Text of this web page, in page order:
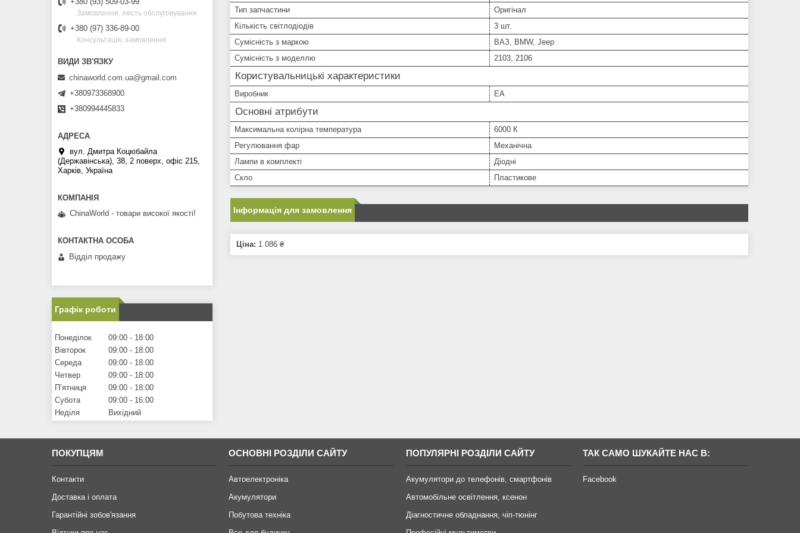
Тип запчастини
Оригінал
Кількість світлодіодів
3 шт.
Сумісність з маркою
ВАЗ, BMW, Jeep
Сумісність з моделлю
2103, 2106
Користувальницькі характеристики
Виробник EA
Основні атрибути
Максимальна колірна температура
6000 К
Регулювання фар
Механічна
Лампи в комплекті
Діодні
Скло
Пластикове
Інформація для замовлення
Ціна: 1 086 ₴
Замовлення, якість обслуговування
+380 (97) 336-89-00
Консультація, замовлення
chinaworld.com.ua@gmail.com
+380973368900
+380994445833
вул. Дмитра Коцюбайла
(Державінська), 38, 2 поверх, офіс 215,
Харків, Україна
ChinaWorld - товари високої якості!
Відділ продажу
Графік роботи
Понеділок 09:00
18:00
Вівторок
09:00
18:00
Середа
09:00
18:00
Четвер
09:00
18:00
Пʼятниця
09:00
18:00
Субота
09:00
16:00
Неділя
Вихідний
ПОКУПЦЯМ
Контакти
Доставка і оплата
Гарантійні зобов'язання
ОСНОВНІ РОЗДІЛИ САЙТУ
Автоелектроніка
Акумулятори
Побутова техніка
ПОПУЛЯРНІ РОЗДІЛИ САЙТУ
Акумулятори до телефонів, смартфонів
Автомобільне освітлення, ксенон
Діагностичне обладнання, чіп-тюнінг
ТАК САМО ШУКАЙТЕ НАС В:
Facebook